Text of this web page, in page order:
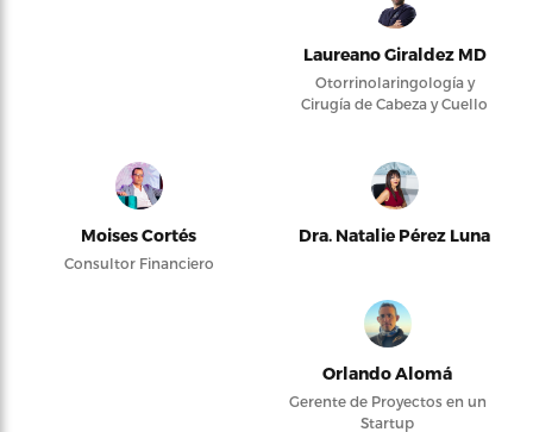
Laureano Giraldez MD
Otorrinolaringología y
Cirugía de Cabeza y Cuello
Moises Cortés
Consultor Financiero
Dra. Natalie Pérez Luna
Orlando Alomá
Gerente de Proyectos en un
Startup